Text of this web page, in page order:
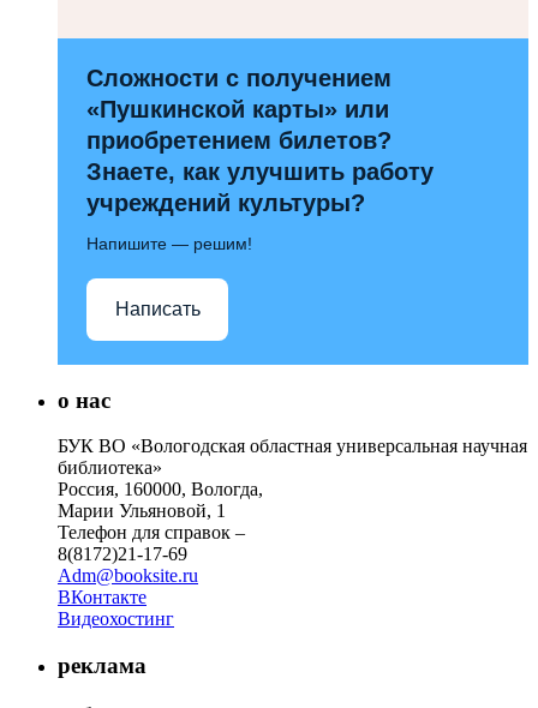
Сложности с получением
«Пушкинской карты» или
приобретением билетов?
Знаете, как улучшить работу
учреждений культуры?
Напишите — решим!
Написать
о нас
БУК ВО «Вологодская областная универсальная научная
библиотека»
Россия, 160000, Вологда,
Марии Ульяновой, 1
Телефон для справок –
8(8172)21-17-69
Adm@booksite.ru
ВКонтакте
Видеохостинг
реклама